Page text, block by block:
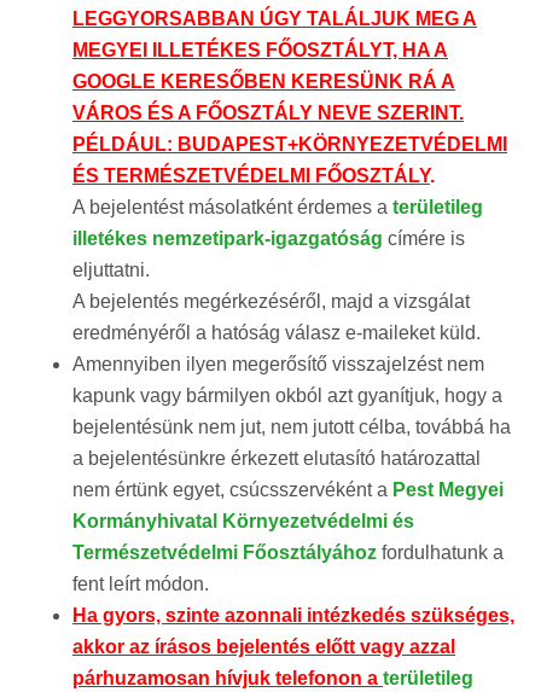
LEGGYORSABBAN ÚGY TALÁLJUK MEG A
MEGYEI ILLETÉKES FŐOSZTÁLYT, HA A
GOOGLE KERESŐBEN KERESÜNK RÁ A
VÁROS ÉS A FŐOSZTÁLY NEVE SZERINT.
PÉLDÁUL: BUDAPEST+KÖRNYEZETVÉDELMI
ÉS TERMÉSZETVÉDELMI FŐOSZTÁLY.
A bejelentést másolatként érdemes a területileg
illetékes nemzetipark-igazgatóság címére is
eljuttatni.
A bejelentés megérkezéséről, majd a vizsgálat
eredményéről a hatóság válasz e-maileket küld.
Amennyiben ilyen megerősítő visszajelzést nem
kapunk vagy bármilyen okból azt gyanítjuk, hogy a
bejelentésünk nem jut, nem jutott célba, továbbá ha
a bejelentésünkre érkezett elutasító határozattal
nem értünk egyet, csúcsszervéként a Pest Megyei
Kormányhivatal Környezetvédelmi és
Természetvédelmi Főosztályához fordulhatunk a
fent leírt módon.
Ha gyors, szinte azonnali intézkedés szükséges,
akkor az írásos bejelentés előtt vagy azzal
párhuzamosan hívjuk telefonon a területileg